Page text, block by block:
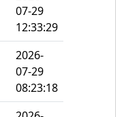
07-29
12:33:29
2026-
07-29
08:23:18